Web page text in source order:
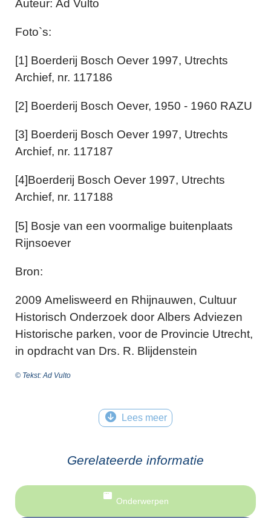
Auteur: Ad Vulto
Foto`s:
[1] Boerderij Bosch Oever 1997, Utrechts
Archief, nr. 117186
[2] Boerderij Bosch Oever, 1950 - 1960 RAZU
[3] Boerderij Bosch Oever 1997, Utrechts
Archief, nr. 117187
[4]Boerderij Bosch Oever 1997, Utrechts
Archief, nr. 117188
[5] Bosje van een voormalige buitenplaats
Rijnsoever
Bron:
2009 Amelisweerd en Rhijnauwen, Cultuur
Historisch Onderzoek door Albers Adviezen
Historische parken, voor de Provincie Utrecht,
in opdracht van Drs. R. Blijdenstein
© Tekst: Ad Vulto
Lees meer
Gerelateerde informatie
Onderwerpen